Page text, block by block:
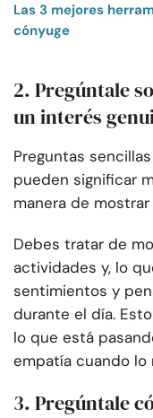
Las 3 mejores
cónyuge
2. Pregúntale
un interés
Preguntas
pueden significar
manera de
Debes tratar de
actividades y, lo
sentimientos y
durante el día.
lo que está
empatía cuando lo
3. Pregúntale